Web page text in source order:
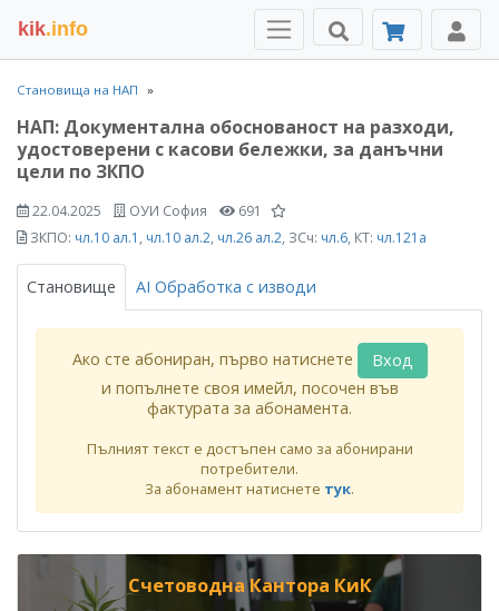
kik.info
Становища на НАП
НАП: Документална обоснованост на разходи,
удостоверени с касови бележки, за данъчни
цели по ЗКПО
22.04.2025 ОУИ София
691
ЗКПО: чл.10 ал.1 , чл.10 ал.2, чл.26 ал.2, ЗСч: чл.6, КТ: чл.121а
Становище AI Обработка с изводи
Ако сте абониран, първо натиснете
Вход
и попълнете своя имейл, посочен във
фактурата за абонамента.
Пълният текст е достъпен само за абонирани
потребители.
За абонамент натиснете тук.
Счетоводна Кантора КиК